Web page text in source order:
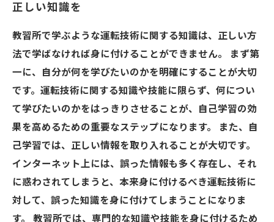
正しい知識を
教習所で学ぶような運転技術に関する知識は、正しい方
法で学ばなければ身に付けることができません。 まず第
一に、自分が何を学びたいのかを明確にすることが大切
です。運転技術に関する知識や技能に限らず、何につい
て学びたいのかをはっきりさせることが、自己学習の効
果を高めるための重要なステップになります。 また、自
己学習では、正しい情報を取り入れることが大切です。
インターネット上には、誤った情報も多く存在し、それ
に惑わされてしまうと、本来身に付けるべき運転技術に
対して、誤った知識を身に付けてしまうことになりま
す。 教習所では、専門的な知識や技能を身に付けるため